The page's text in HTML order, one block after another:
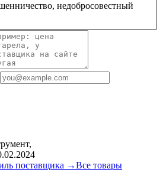
недобросовестный
поставщика →Все товары